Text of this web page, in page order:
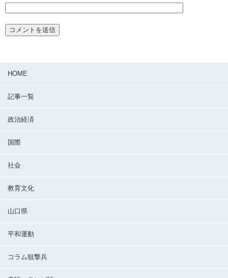
HOME
記事一覧
政治経済
国際
社会
教育文化
山口県
平和運動
コラム狙撃兵